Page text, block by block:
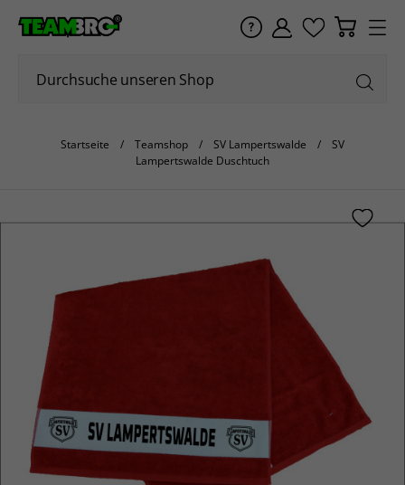
Startseite Teamshop SV Lampertswalde
SV
Lampertswalde Duschtuch